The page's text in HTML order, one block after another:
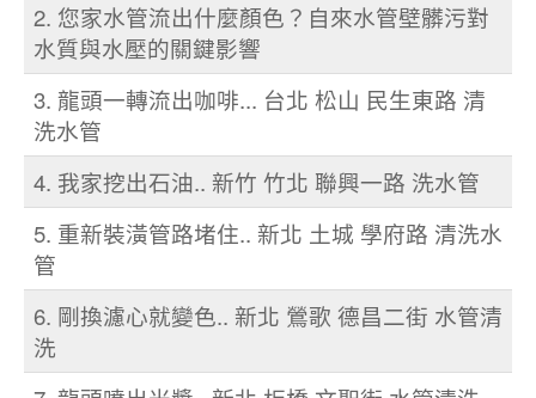
2. 您家水管流出什麼顏色？自來水管壁髒污對
水質與水壓的關鍵影響
3. 龍頭一轉流出咖啡... 台北 松山 民生東路 清
洗水管
4. 我家挖出石油.. 新竹 竹北 聯興一路 洗水管
5. 重新裝潢管路堵住.. 新北 土城 學府路 清洗水
管
6. 剛換濾心就變色.. 新北 鶯歌 德昌二街 水管清
洗